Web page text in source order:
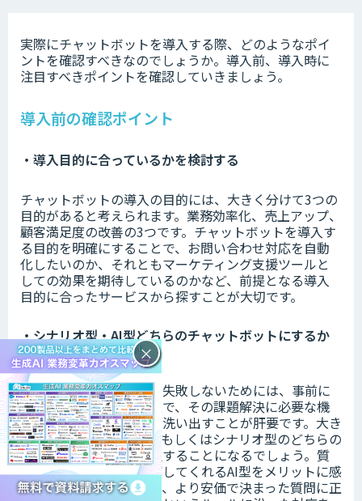
実際にチャットボットを導入する際、どのようなポイ
ントを確認すべきなのでしょうか。導入前、導入時に
注目すべきポイントを確認していきましょう。
導入前の確認ポイント
・導入目的に合っているかを検討する
チャットボットの導入の目的には、大きく分けて3つの
目的があると考えられます。業務効率化、売上アップ、
顧客満足度の改善の3つです。チャットボットを導入す
る目的を明確にすることで、お問い合わせ対応を自動
化したいのか、それともマーケティング支援ツールと
しての効果を期待しているのかなど、前提となる導入
目的に合ったサービスから探すことが大切です。
・シナリオ型・AI型どちらのチャットボットにするか
を決める
チャットボットの導入で失敗しないためには、事前に
自社の課題を整理した上で、その課題解決に必要な機
能がどのようなものかを洗い出すことが肝要です。大き
く分別されるのは、AI型もしくはシナリオ型のどちらの
チャットボットかを選択することになるでしょう。質
問の類義語や意図を理解してくれるAI型をメリットに感
じるケースもありますが、より安価で決まった質問に正
×